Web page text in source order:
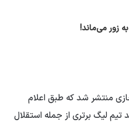
زور می‌ماند!
منتشر شد که طبق اعلام
تیم لیگ برتری از جمله استقلال